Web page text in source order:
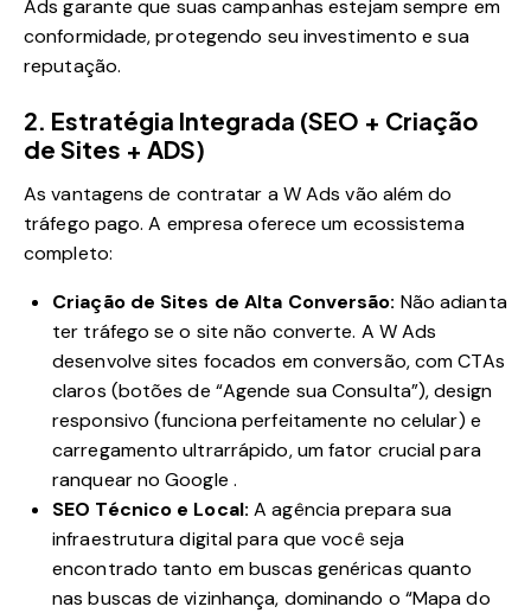
Ads garante que suas campanhas estejam sempre em
conformidade, protegendo seu investimento e sua
reputação.
2. Estratégia Integrada (SEO + Criação
de Sites + ADS)
As vantagens de contratar a W Ads vão além do
tráfego pago. A empresa oferece um ecossistema
completo:
Criação de Sites de Alta Conversão: Não adianta
ter tráfego se o site não converte. A W Ads
desenvolve sites focados em conversão, com CTAs
claros (botões de “Agende sua Consulta”), design
responsivo (funciona perfeitamente no celular) e
carregamento ultrarrápido, um fator crucial para
ranquear no Google .
SEO Técnico e Local: A agência prepara sua
infraestrutura digital para que você seja
encontrado tanto em buscas genéricas quanto
nas buscas de vizinhança, dominando o “Mapa do